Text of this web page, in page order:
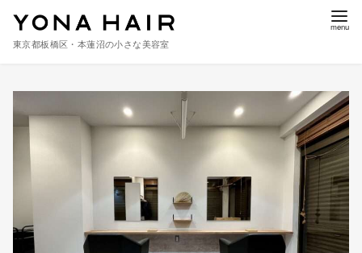
東京都板橋区・本蓮沼の小さな美容室